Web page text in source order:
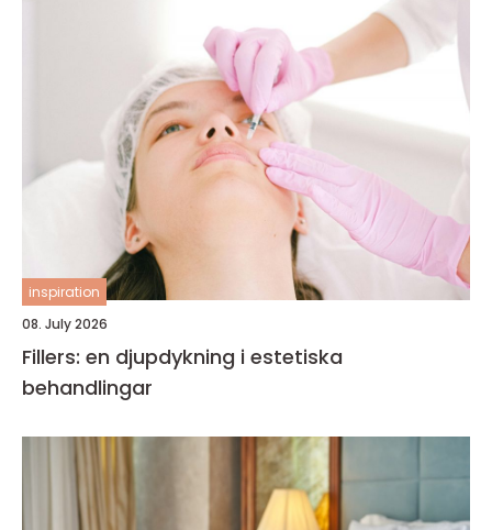
inspiration
08. July 2026
Fillers: en djupdykning i estetiska
behandlingar